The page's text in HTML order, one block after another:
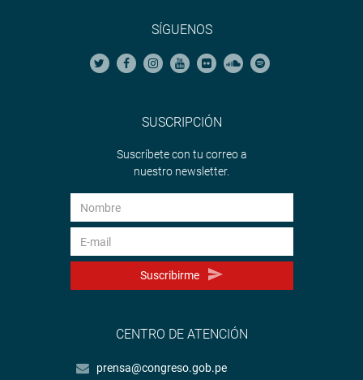
SÍGUENOS
SUSCRIPCIÓN
Suscríbete con tu correo a
nuestro newsletter.
Suscribirme
CENTRO DE ATENCIÓN
prensa@congreso.gob.pe